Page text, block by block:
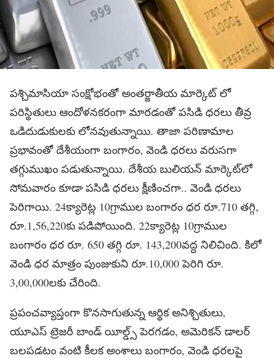
పశ్చిమాసియా సంక్షోభంతో అంతర్జాతీయ మార్కెట్ లో
పరిస్థితులు ఆందోళనకరంగా మారడంతో పసిడి ధరలు తీవ్ర
ఒడిదుడుకులకు లోనవుతున్నాయి. తాజా పరిణామాల
ప్రభావంతో దేశీయంగా బంగారం, వెండి ధరలు వరుసగా
తగ్గుముఖం పడుతున్నాయి. దేశీయ బులియన్ మార్కెట్‌లో
సోమవారం కూడా పసిడి ధరలు క్షీణించగా.. వెండి ధరలు
పెరిగాయి. 24క్యారెట్ల 10గ్రాముల బంగారం ధర రూ.710 తగ్గి,
రూ.1,56,220కు పడిపోయింది. 22క్యారెట్ల 10గ్రాముల
బంగారం ధర రూ. 650 తగ్గి రూ. 143,200వద్ద నిలిచింది. కిలో
వెండి ధర మాత్రం పుంజుకుని రూ.10,000 పెరిగి రూ.
3,00,000లకు చేరింది.
ప్రపంచవ్యాప్తంగా కొనసాగుతున్న ఆర్థిక అనిశ్చితులు,
యూఎస్ ట్రెజరీ బాండ్ యీల్డ్స్ పెరగడం, అమెరికన్ డాలర్
బలపడటం వంటి కీలక అంశాలు బంగారం, వెండి ధరలపై